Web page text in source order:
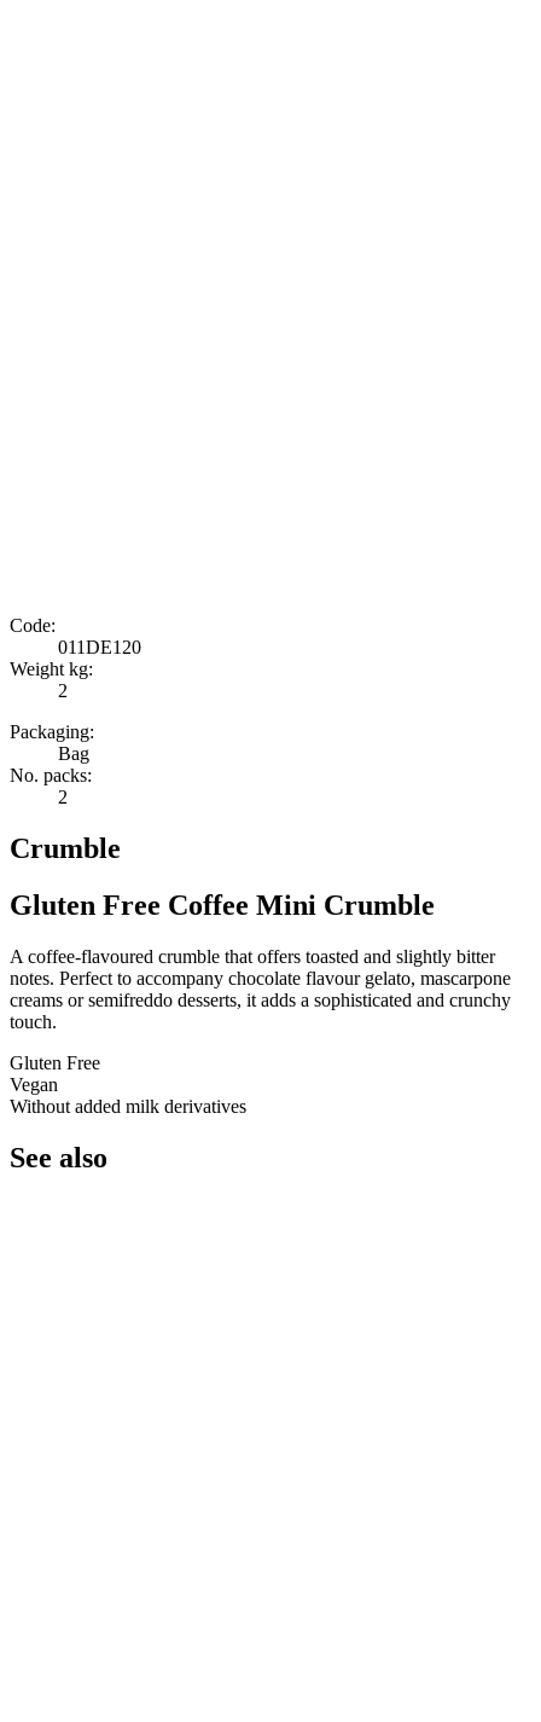
Code:
011DE120
Weight kg:
2
Packaging:
Bag
No. packs:
2
Crumble
Gluten Free Coffee Mini Crumble
A coffee-flavoured crumble that offers toasted and slightly bitter
notes. Perfect to accompany chocolate flavour gelato, mascarpone
creams or semifreddo desserts, it adds a sophisticated and crunchy
touch.
Gluten Free
Vegan
Without added milk derivatives
See also